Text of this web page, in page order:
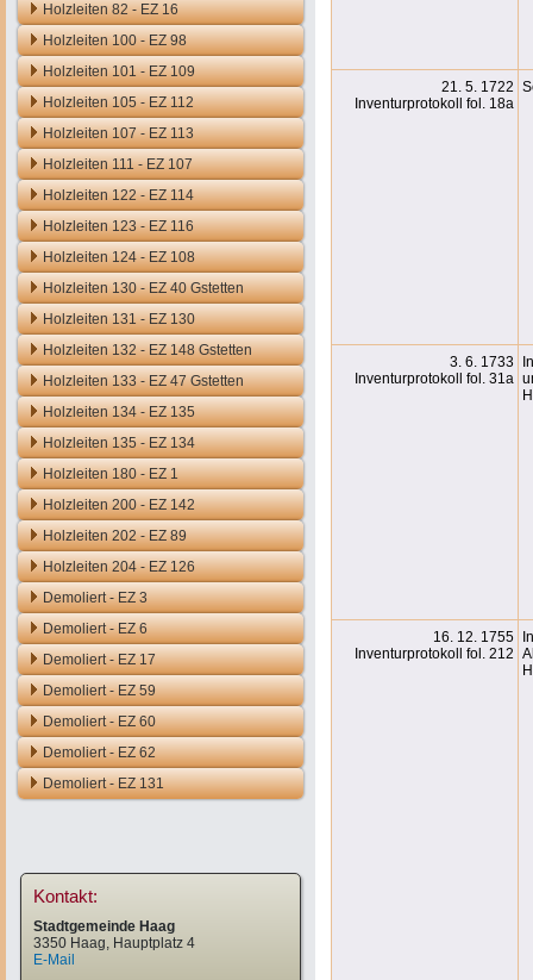
Holzleiten 82 - EZ 16
Holzleiten 100 - EZ 98
Holzleiten 101 - EZ 109
Holzleiten 105 - EZ 112
Holzleiten 107 - EZ 113
Holzleiten 111 - EZ 107
Holzleiten 122 - EZ 114
Holzleiten 123 - EZ 116
Holzleiten 124 - EZ 108
Holzleiten 130 - EZ 40 Gstetten
Holzleiten 131 - EZ 130
Holzleiten 132 - EZ 148 Gstetten
Holzleiten 133 - EZ 47 Gstetten
Holzleiten 134 - EZ 135
Holzleiten 135 - EZ 134
Holzleiten 180 - EZ 1
Holzleiten 200 - EZ 142
Holzleiten 202 - EZ 89
Holzleiten 204 - EZ 126
Demoliert - EZ 3
Demoliert - EZ 6
Demoliert - EZ 17
Demoliert - EZ 59
Demoliert - EZ 60
Demoliert - EZ 62
Demoliert - EZ 131
Kontakt:
Stadtgemeinde Haag
3350 Haag, Hauptplatz 4
E-Mail
21. 5. 1722
Inventurprotokoll fol. 18a
3. 6. 1733
Inventurprotokoll fol. 31a
16. 12. 1755
Inventurprotokoll fol. 212